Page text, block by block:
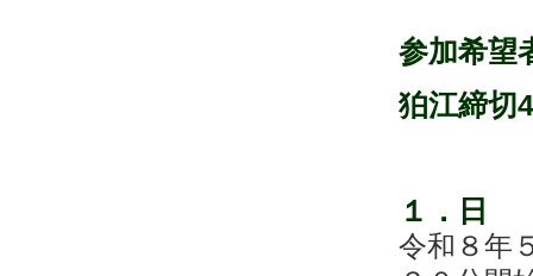
参加希望
狛江締切
１ ． 日
令和８年